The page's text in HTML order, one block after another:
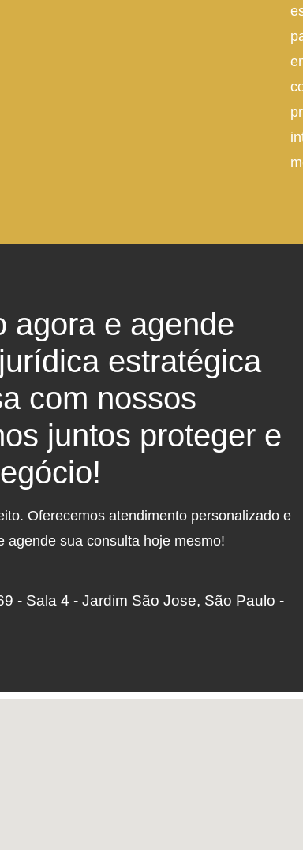
agora e agende
estratégica
com nossos
juntos proteger e
Oferecemos atendimento personalizado e
agende sua consulta hoje mesmo!
- Sala 4 - Jardim São Jose, São Paulo -